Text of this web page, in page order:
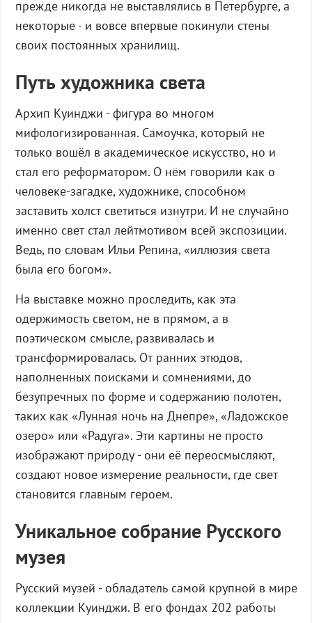
прежде никогда не выставлялись в Петербурге, а
некоторые - и вовсе впервые покинули стены
своих постоянных хранилищ.
Путь художника света
Архип Куинджи - фигура во многом
мифологизированная. Самоучка, который не
только вошёл в академическое искусство, но и
стал его реформатором. О нём говорили как о
человеке-загадке, художнике, способном
заставить холст светиться изнутри. И не случайно
именно свет стал лейтмотивом всей экспозиции.
Ведь, по словам Ильи Репина, «иллюзия света
была его богом».
На выставке можно проследить, как эта
одержимость светом, не в прямом, а в
поэтическом смысле, развивалась и
трансформировалась. От ранних этюдов,
наполненных поисками и сомнениями, до
безупречных по форме и содержанию полотен,
таких как «Лунная ночь на Днепре», «Ладожское
озеро» или «Радуга». Эти картины не просто
изображают природу - они её переосмысляют,
создают новое измерение реальности, где свет
становится главным героем.
Уникальное собрание Русского
музея
Русский музей - обладатель самой крупной в мире
коллекции Куинджи. В его фондах 202 работы